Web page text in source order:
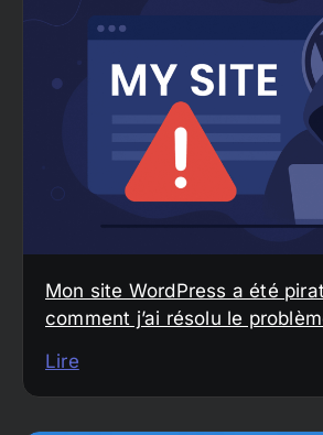
Mon site WordPress a été
comment j’ai résolu le
Lire